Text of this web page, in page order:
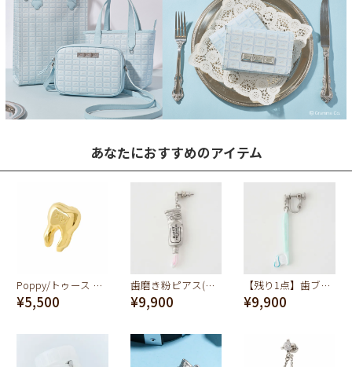
あなたにおすすめのアイテム
Poppy/トゥース ピアス (ゴールド)
¥5,500
歯磨き粉ピアス(ストロベリーミント)
¥9,900
【残り1点】歯ブラシイヤリング(ペパーミント)
¥9,900